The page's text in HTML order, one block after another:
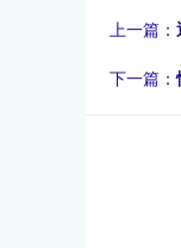
上一篇：
下一篇：